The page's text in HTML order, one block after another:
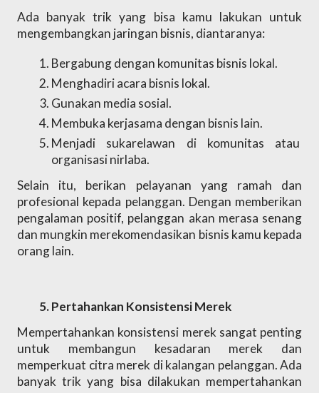
Ada banyak trik yang bisa kamu lakukan untuk
mengembangkan jaringan bisnis, diantaranya:
Bergabung dengan komunitas bisnis lokal.
Menghadiri acara bisnis lokal.
Gunakan media sosial.
Membuka kerjasama dengan bisnis lain.
Menjadi sukarelawan di komunitas atau
organisasi nirlaba.
Selain itu, berikan pelayanan yang ramah dan
profesional kepada pelanggan. Dengan memberikan
pengalaman positif, pelanggan akan merasa senang
dan mungkin merekomendasikan bisnis kamu kepada
orang lain.
Pertahankan Konsistensi Merek
Mempertahankan konsistensi merek sangat penting
untuk membangun kesadaran merek dan
memperkuat citra merek di kalangan pelanggan. Ada
banyak trik yang bisa dilakukan mempertahankan